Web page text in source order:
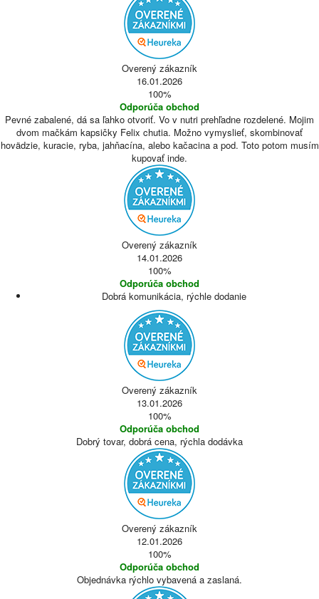
Overený zákazník
16.01.2026
100%
Odporúča obchod
Pevné zabalené, dá sa ľahko otvoriť. Vo v nutri prehľadne rozdelené. Mojim
dvom mačkám kapsičky Felix chutia. Možno vymyslieť, skombinovať
hovädzie, kuracie, ryba, jahňacína, alebo kačacina a pod. Toto potom musím
kupovať inde.
Overený zákazník
14.01.2026
100%
Odporúča obchod
Dobrá komunikácia, rýchle dodanie
Overený zákazník
13.01.2026
100%
Odporúča obchod
Dobrý tovar, dobrá cena, rýchla dodávka
Overený zákazník
12.01.2026
100%
Odporúča obchod
Objednávka rýchlo vybavená a zaslaná.